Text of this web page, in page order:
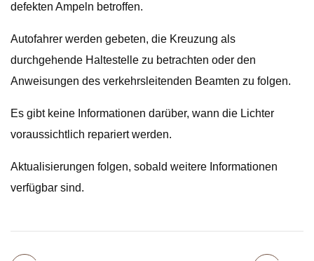
defekten Ampeln betroffen.
Autofahrer werden gebeten, die Kreuzung als
durchgehende Haltestelle zu betrachten oder den
Anweisungen des verkehrsleitenden Beamten zu folgen.
Es gibt keine Informationen darüber, wann die Lichter
voraussichtlich repariert werden.
Aktualisierungen folgen, sobald weitere Informationen
verfügbar sind.